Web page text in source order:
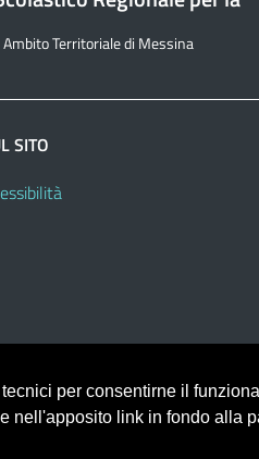
Territoriale di Messina
SITO
la piattaforma
per consentirne il
nell'apposito link in fondo alla